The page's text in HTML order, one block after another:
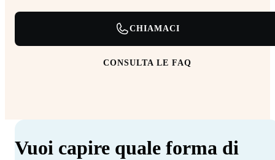
CHIAMACI
CONSULTA LE FAQ
Vuoi capire quale forma di